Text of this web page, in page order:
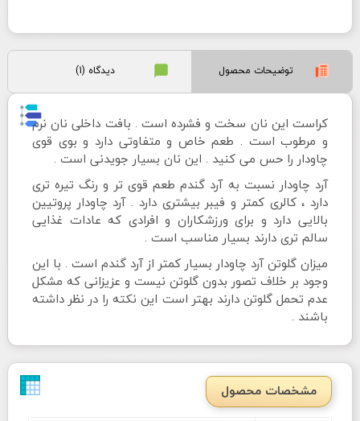
توضیحات محصول دیدگاه (1)
کراست این نان سخت و فشرده است . بافت داخلی نان نرم
و مرطوب است . طعم خاص و متفاوتی دارد و بوی قوی
چاودار را حس می کنید . این نان بسیار جویدنی است .
آرد چاودار نسبت به آرد گندم طعم قوی تر و رنگ تیره تری
دارد ، کالری کمتر و فیبر بیشتری دارد . آرد چاودار پروتیین
بالایی دارد و برای ورزشکاران و افرادی که عادات غذایی
سالم تری دارند بسیار مناسب است .
میزان گلوتن آرد چاودار بسیار کمتر از آرد گندم است . با این
وجود بر خلاف تصور بدون گلوتن نیست و عزیزانی که مشکل
عدم تحمل گلوتن دارند بهتر است این نکته را در نظر داشته
باشند .
مشخصات محصول